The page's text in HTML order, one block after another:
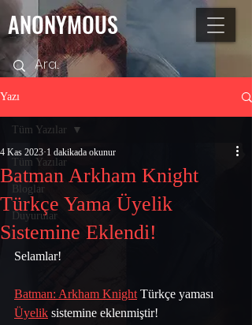
ANONYMOUS
Yazı
Tüm Yazılar
Bloglar
Duyurular
Tüm Yazılar
Batman Arkham Knight
Türkçe Yama Üyelik
Sistemine Eklendi!
4 Kas 2023 1 dakikada okunur
Selamlar!
Batman: Arkham Knight Türkçe yaması
Üyelik sistemine eklenmiştir!